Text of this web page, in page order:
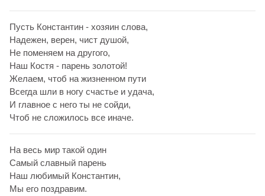
Пусть Константин - хозяин слова,
Надежен, верен, чист душой,
Не поменяем на другого,
Наш Костя - парень золотой!
Желаем, чтоб на жизненном пути
Всегда шли в ногу счастье и удача,
И главное с него ты не сойди,
Чтоб не сложилось все иначе.
На весь мир такой один
Самый славный парень
Наш любимый Константин,
Мы его поздравим.